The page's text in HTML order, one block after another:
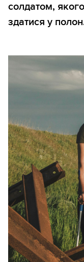
солдатом,
здатися у